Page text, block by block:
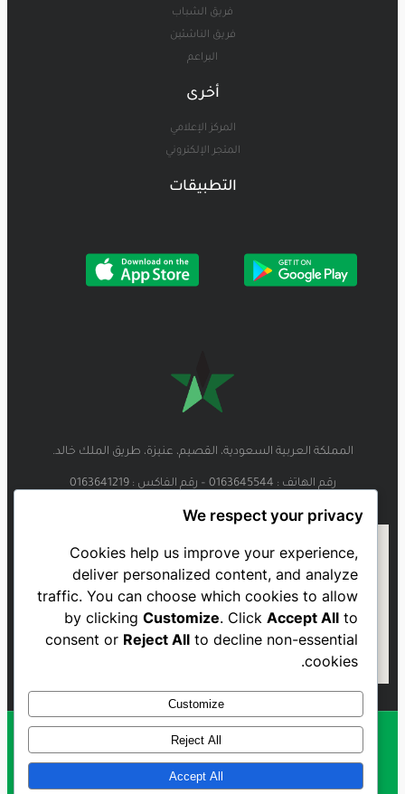
فريق الشباب
فريق الناشئين
البراعم
أخرى
المركز الإعلامي
المتجر الإلكتروني
التطبيقات
المملكة العربية السعودية، القصيم، عنيزة، طريق الملك خالد.
رقم الهاتف : 0163645544 – رقم الفاكس : 0163641219
Al Najmah FC - 2023
We respect your privacy
Cookies help us improve your experience,
deliver personalized content, and analyze
traffic. You can choose which cookies to allow
by clickingCustomize. ClickAccept All to
consent or Reject All to decline non-essential
cookies.
Customize
Reject All
Accept All